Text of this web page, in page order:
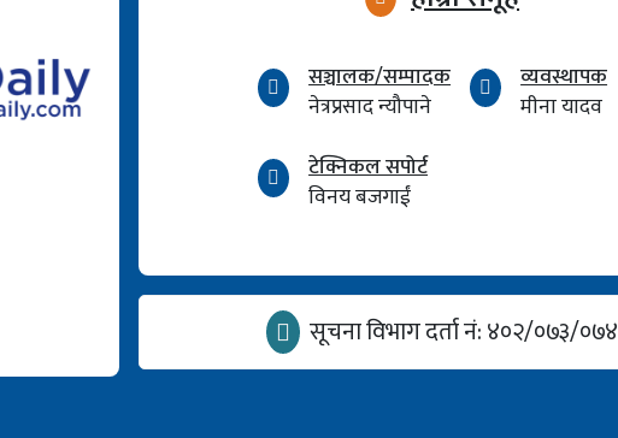
सञ्चालक/सम्पादक
नेत्रप्रसाद न्यौपाने
व्यवस्थापक
मीना यादव
टेक्निकल सपोर्ट
विनय बजगाईं
सूचना विभाग दर्ता नं: ४०२/०७३/०७४